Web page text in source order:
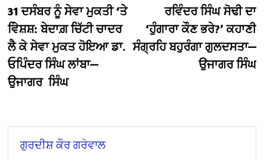
navigation
post:
31 ਦਸੰਬਰ ਨੂੰ ਸੇਵਾ ਮੁਕਤੀ ‘ਤੇ
ਵਿੇਸ਼ਸ਼ : ਬੇਦਾਗ਼ ਚਿੱਟੀ ਚਾਦਰ
ਲੈ ਕੇ ਸੇਵਾ ਮੁਕਤ ਹੋਇਆ ਡਾ.
ਓਪਿੰਦਰ ਸਿੰਘ ਲਾਂਬਾ—
ਉਜਾਗਰ ਸਿੰਘ
ਰਵਿੰਦਰ ਸਿੰਘ ਸੋਢੀ ਦਾ
‘ਹੁੰਗਾਰਾ ਕੌਣ ਭਰੇ?’ ਕਹਾਣੀ
ਸੰਗ੍ਰਹਿ ਬਹੁਰੰਗਾ ਗੁਲਦਸਤਾ—
ਉਜਾਗਰ ਸਿੰਘ
ਗੁਰਦੀਸ਼ ਕੌਰ ਗਰੇਵਾਲ